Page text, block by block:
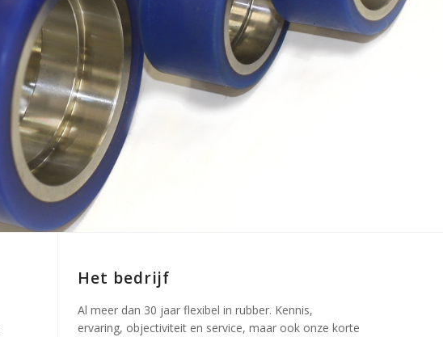
Het bedrijf
Al meer dan 30 jaar flexibel in rubber. Kennis,
ervaring, objectiviteit en service, maar ook onze korte